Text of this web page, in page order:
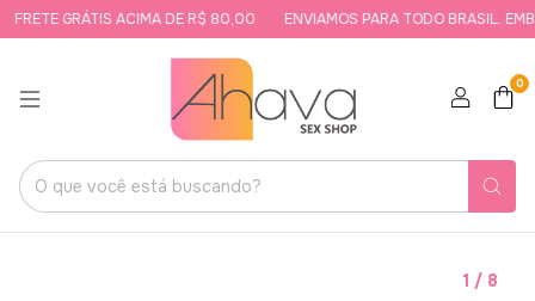
FRETE GRÁTIS ACIMA DE R$ 80,00 ENVIAMOS PARA TODO BRASIL.
0
1 / 8